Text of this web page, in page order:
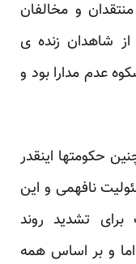
و مخالفان
از شاهدان زنده ی
عدم مدارا بود و
حکومتها اینقدر
نافهمی و این
تشدید روند
اما و بر اساس همه